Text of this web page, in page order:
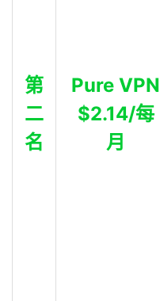
第
二
名
Pure VPN
$2.14/每
月